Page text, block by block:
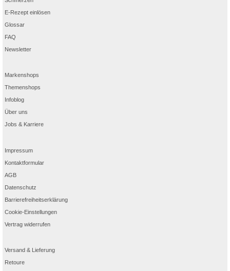
E-Rezept einlösen
Glossar
FAQ
Newsletter
Markenshops
Themenshops
Infoblog
Über uns
Jobs & Karriere
Impressum
Kontaktformular
AGB
Datenschutz
Barrierefreiheitserklärung
Cookie-Einstellungen
Vertrag widerrufen
Versand & Lieferung
Retoure